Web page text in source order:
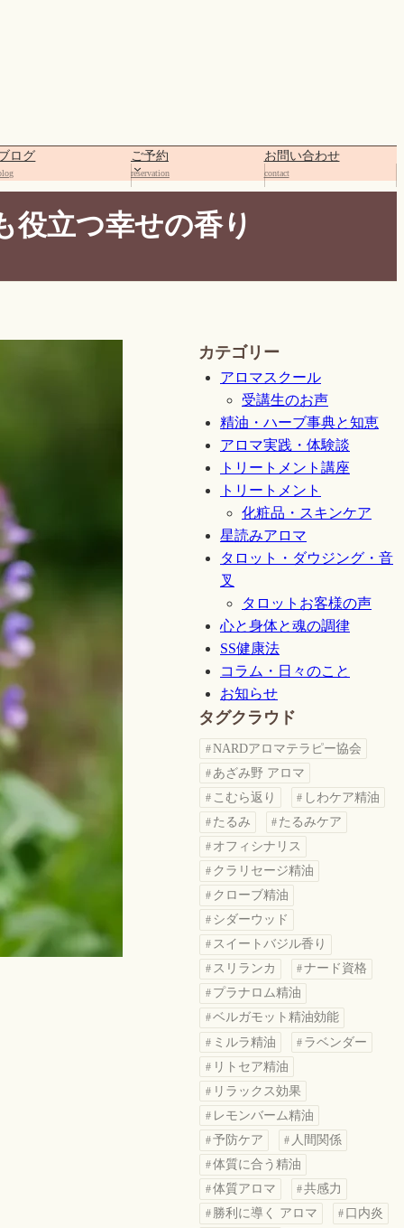
ログ ご予約
reservation
お問い合わせ
contact
役立つ幸せの香り
カテゴリー
アロマスクール
受講生のお声
精油・ハーブ事典と知恵
アロマ実践・体験談
トリートメント講座
トリートメント
化粧品・スキンケア
星読みアロマ
タロット・ダウジング・音
叉
タロットお客様の声
心と身体と魂の調律
SS健康法
コラム・日々のこと
お知らせ
タグクラウド
NARDアロマテラピー協会
あざみ野 アロマ
こむら返り
しわケア精油
たるみ
たるみケア
オフィシナリス
クラリセージ精油
クローブ精油
シダーウッド
スイートバジル香り
スリランカ
ナード資格
プラナロム精油
ベルガモット精油効能
ミルラ精油
ラベンダー
リトセア精油
リラックス効果
レモンバーム精油
予防ケア
人間関係
体質に合う精油
体質アロマ
共感力
勝利に導く アロマ
口内炎